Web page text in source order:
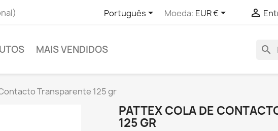
Português Moeda: EUR € 
MAIS VENDIDOS search
Transparente 125 gr
PATTEX COLA DE
125 GR